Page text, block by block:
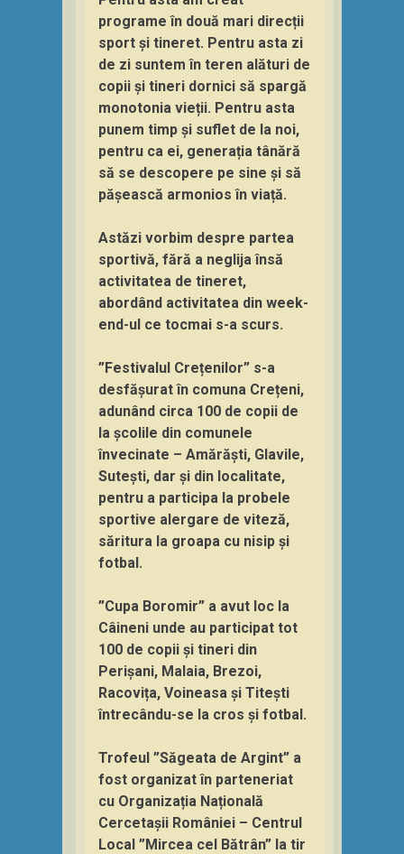
programe în două mari direcții
sport și tineret. Pentru asta zi
de zi suntem în teren alături de
copii și tineri dornici să spargă
monotonia vieții. Pentru asta
punem timp și suflet de la noi,
pentru ca ei, generația tânără
să se descopere pe sine și să
pășească armonios în viață.
Astăzi vorbim despre partea
sportivă, fără a neglija însă
activitatea de tineret,
abordând activitatea din week-
end-ul ce tocmai s-a scurs.
”Festivalul Crețenilor” s-a
desfășurat în comuna Crețeni,
adunând circa 100 de copii de
la școlile din comunele
învecinate – Amărăști, Glavile,
Sutești, dar și din localitate,
pentru a participa la probele
sportive alergare de viteză,
săritura la groapa cu nisip și
fotbal.
”Cupa Boromir” a avut loc la
Câineni unde au participat tot
100 de copii și tineri din
Perișani, Malaia, Brezoi,
Racovița, Voineasa și Titești
întrecându-se la cros și fotbal.
Trofeul ”Săgeata de Argint” a
fost organizat în parteneriat
cu Organizația Națională
Cercetașii României – Centrul
Local ”Mircea cel Bătrân” la tir